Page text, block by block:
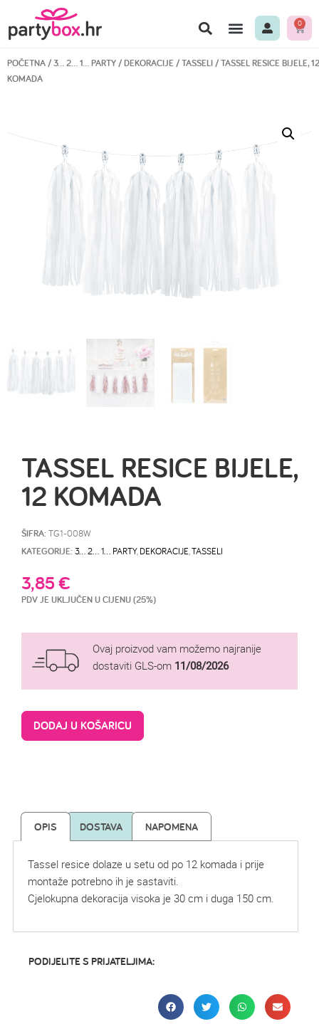
0
POČETNA/3… 2… 1… PARTY/DEKORACIJE/TASSELI/ TASSEL RESICE BIJELE, 12
KOMADA
TASSEL RESICE BIJELE,
12 KOMADA
ŠIFRA: TG1-008W
KATEGORIJE: 3… 2… 1… PARTY, DEKORACIJE TASSELI
3,85€
PDV JE UKLJUČEN U CIJENU (25%)
Ovaj proizvod vam možemo najranije
dostaviti GLS-om 11/08/2026
DODAJ U KOŠARICU
OPIS DOSTAVA NAPOMENA
Tassel resice dolaze u setu od po 12 komada i prije
montaže potrebno ih je sastaviti.
Cjelokupna dekoracija visoka je 30 cm i duga 150 cm.
PODIJELITE S PRIJATELJIMA: